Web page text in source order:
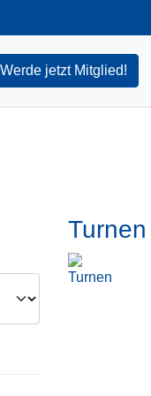
Werde jetzt Mitglied!
Turnen